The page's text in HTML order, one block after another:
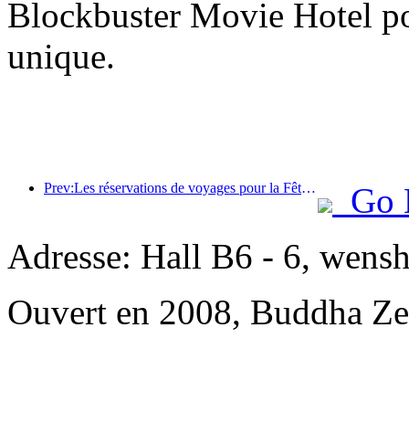
Blockbuster Movie Hotel
unique.
Prev:Les réservations de voyages pour la Fête du Printemps sont en plein essor ! 2,3 millions d'entreprises hôtelières pourraient connaître un bon départ
Go
Adresse: Hall B6 - 6,
Ouvert en 2008, Buddha